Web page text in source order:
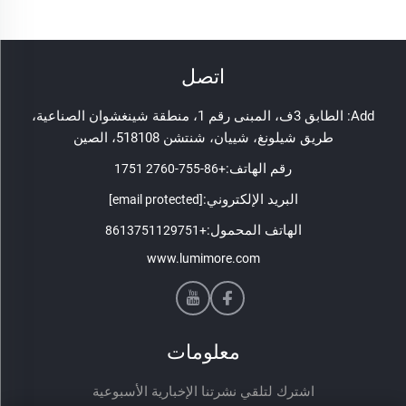
اتصل
Add: الطابق 3ف، المبنى رقم 1، منطقة شينغشوان الصناعية،
طريق شيلونغ، شييان، شنتشن 518108، الصين
رقم الهاتف:+86-755-2760 1751
البريد الإلكتروني:[email protected]
الهاتف المحمول:+8613751129751
www.lumimore.com
معلومات
اشترك لتلقي نشرتنا الإخبارية الأسبوعية